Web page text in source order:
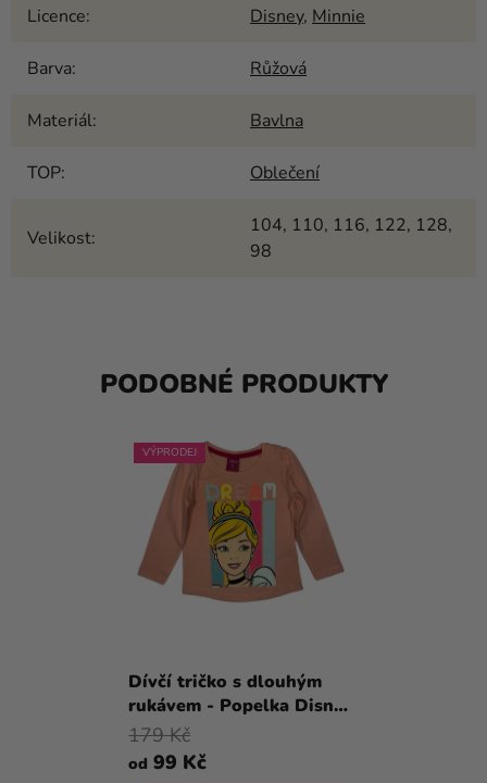
Licence: Disney, Minnie
Barva: Růžová
Materiál: Bavlna
TOP: Oblečení
Velikost:
104, 110, 116, 122, 128,
98
PODOBNÉ PRODUKTY
VÝPRODEJ
Dívčí tričko s dlouhým
rukávem - Popelka Disney
růžové
od 99 Kč
179 Kč